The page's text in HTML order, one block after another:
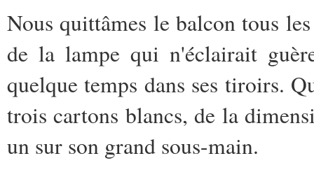
Nous quittâmes le balcon tous
de la lampe qui n'éclairait
quelque temps dans ses tiroirs.
trois cartons blancs, de la
un sur son grand sous-main.